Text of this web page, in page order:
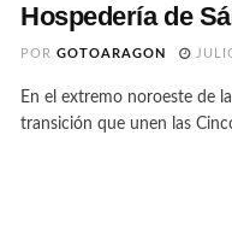
Hospedería de
POR GOTOARAGON
En el extremo noroeste de
transición que unen las